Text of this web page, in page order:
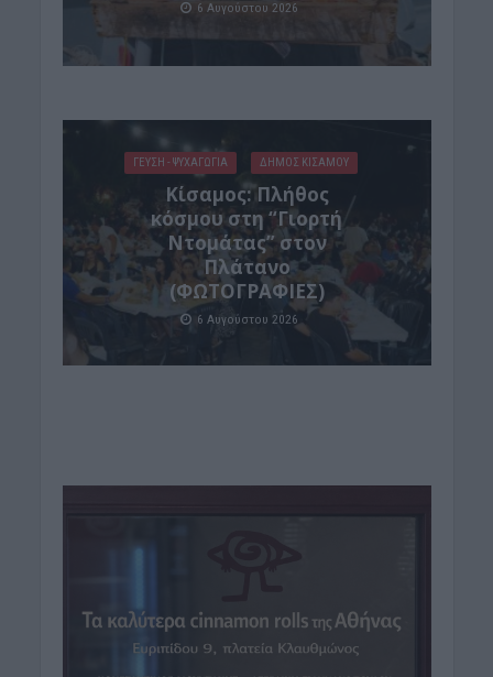
6 Αυγούστου 2026
ΓΕΎΣΗ - ΨΥΧΑΓΩΓΊΑ ΔΉΜΟΣ ΚΙΣΆΜΟΥ
Κίσαμος: Πλήθος
κόσμου στη “Γιορτή
Ντομάτας” στον
Πλάτανο
(ΦΩΤΟΓΡΑΦΙΕΣ)
6 Αυγούστου 2026